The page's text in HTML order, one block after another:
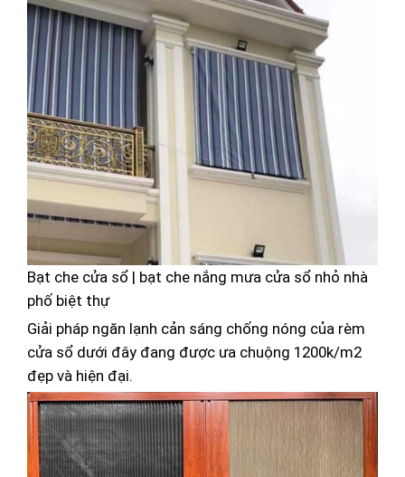
Bạt che cửa sổ | bạt che nắng mưa cửa sổ nhỏ nhà
phố biệt thự
Giải pháp ngăn lạnh cản sáng chống nóng của rèm
cửa sổ dưới đây đang được ưa chuộng 1200k/m2
đẹp và hiện đại.